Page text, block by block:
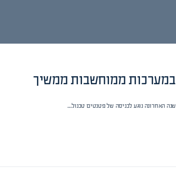
ממוחשבות ממשיך
האחרונה נוגע לכניסה של פטנטים טכנול…